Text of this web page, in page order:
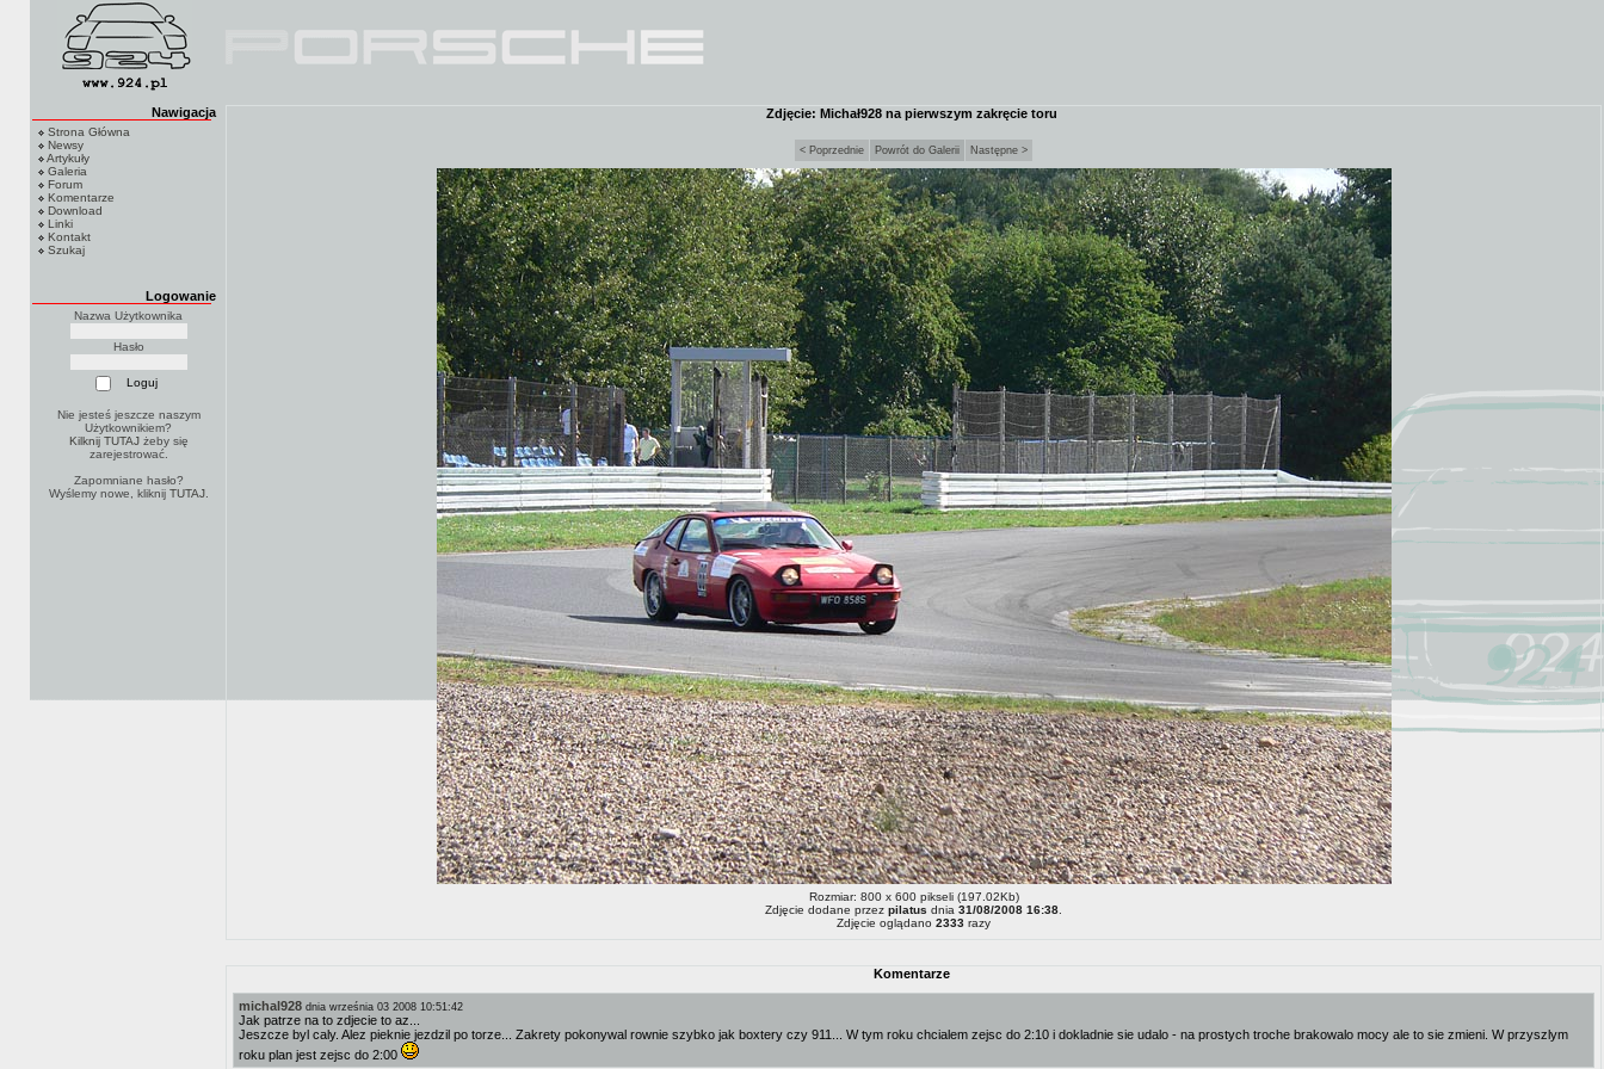
Nawigacja
Strona Główna
Newsy
Artykuły
Galeria
Forum
Komentarze
Download
Linki
Kontakt
Szukaj
Logowanie
Nazwa Użytkownika
Hasło
Nie jesteś jeszcze naszym
Użytkownikiem?
Kilknij TUTAJżeby się
zarejestrować.
Zapomniane hasło?
Wyślemy nowe, kliknij TUTAJ.
Zdjęcie: Michał928 na pierwszym zakręcie toru
< Poprzednie Powrót do Galerii Następne >
Rozmiar: 800 x 600 pikseli (197.02Kb)
Zdjęcie dodane przez pilatus dnia 31/08/2008 16:38
Zdjęcie oglądano 2333 razy
Komentarze
michal928 dnia września 03 2008 10:51:42
Jak patrze na to zdjecie to az...
Jeszcze byl caly. Alez pieknie jezdzil po torze... Zakrety pokonywal rownie szybko jak boxtery czy 911... W tym roku chcialem zejsc do 2:10 i dokladnie sie udalo - na prostych troche brakowalo mocy ale to sie zmieni. W przyszlym
roku plan jest zejsc do 2:00